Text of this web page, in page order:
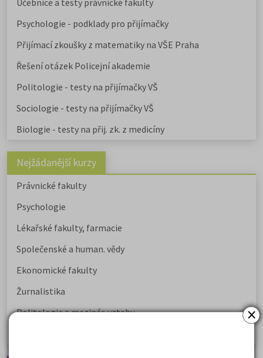
×
Učebnice a testy právnické fakulty
Psychologie - podklady pro přijímačky
Přijímací zkoušky z matematiky na VŠE Praha
Řešení otázek Policejní akademie
Politologie - testy na přijímačky VŠ
Sociologie - testy na přijímačky VŠ
Biologie - testy na přij. zk. z medicíny
Nejžádanější kurzy
Právnické fakulty
Psychologie
Lékařské fakulty, farmacie
Společenské a human. vědy
Ekonomické fakulty
Žurnalistika
Politologie a mezinár. vztahy